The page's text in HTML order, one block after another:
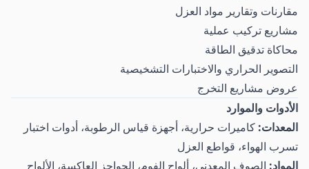
مقارنات وتقارير مواد العزل
مشاريع تركيب عملية
محاكاة تدقيق الطاقة
التصوير الحراري والاختبارات التشخيصية
عروض مشاريع التخرج
الأدوات والموارد
المعدات: كاميرات حرارية، أجهزة قياس الرطوبة، أدوات اختبار
تسرب الهواء، قواطع العزل
المواد: الصوف المعدني، ألواح الفوم، الحواجز العاكسة، الألواح